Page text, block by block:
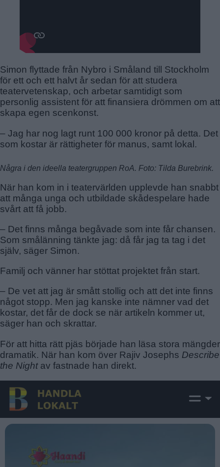
Simon flyttade från Nybro i Småland till Stockholm
för ett och ett halvt år sedan för att studera
teatervetenskap, och arbetar samtidigt som
personlig assistent för att finansiera drömmen om att
skapa egen scenkonst.
– Jag har nog lagt runt 100 000 kronor på detta. Det
som kostar är rättigheter för manus, samt lokal.
Några i den ideella teatergruppen RoA. Foto: Tilda Burebrink.
När han kom in i teatervärlden upplevde han snabbt
att många unga och utbildade skådespelare hade
svårt att få jobb.
– Det finns många begåvade som inte får chansen.
Som smålänning tänkte jag: då får jag ta tag i det
själv, säger Simon.
Familj och vänner har stöttat projektet från start.
– De vet att jag är smått stollig och att det inte finns
något stopp. Men jag kanske inte nämner vad det
kostar, det får de dock se när artikeln kommer ut,
säger han och skrattar.
För att hitta rätt pjäs började han läsa stora mängder
dramatik. När han kom över Rajiv Josephs Describe
the Nightav fastnade han direkt.